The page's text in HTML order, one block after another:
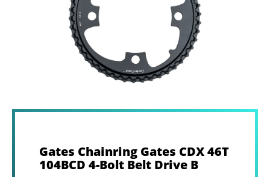
Gates Chainring Gates CDX 46T
104BCD 4-Bolt Belt Drive B